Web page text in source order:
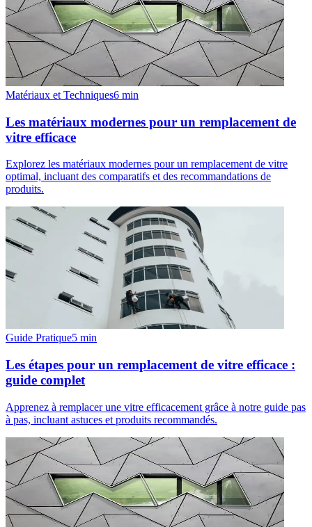
Matériaux et Techniques6 min
Les matériaux modernes pour un remplacement de
vitre efficace
Explorez les matériaux modernes pour un remplacement de vitre
optimal, incluant des comparatifs et des recommandations de
produits.
Guide Pratique5 min
Les étapes pour un remplacement de vitre efficace :
guide complet
Apprenez à remplacer une vitre efficacement grâce à notre guide pas
à pas, incluant astuces et produits recommandés.